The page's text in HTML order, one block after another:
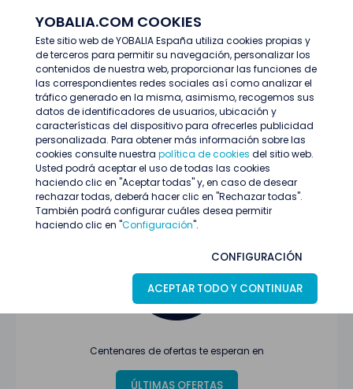
YOBALIA.COM COOKIES
Este sitio web de YOBALIA España utiliza cookies propias y
de terceros para permitir su navegación, personalizar los
contenidos de nuestra web, proporcionar las funciones de
las correspondientes redes sociales así como analizar el
tráfico generado en la misma, asimismo, recogemos sus
datos de identificadores de usuarios, ubicación y
características del dispositivo para ofrecerles publicidad
personalizada. Para obtener más información sobre las
cookies consulte nuestra política de cookies del sitio web.
Usted podrá aceptar el uso de todas las cookies
haciendo clic en "Aceptar todas" y, en caso de desear
rechazar todas, deberá hacer clic en "Rechazar todas".
También podrá configurar cuáles desea permitir
haciendo clic en "Configuración".
CONFIGURACIÓN
ACEPTAR TODO Y CONTINUAR
Últimas ofertas
Oferta no encontrada o ha finalizado su
proceso de selección
Centenares de ofertas te esperan en
ÚLTIMAS OFERTAS